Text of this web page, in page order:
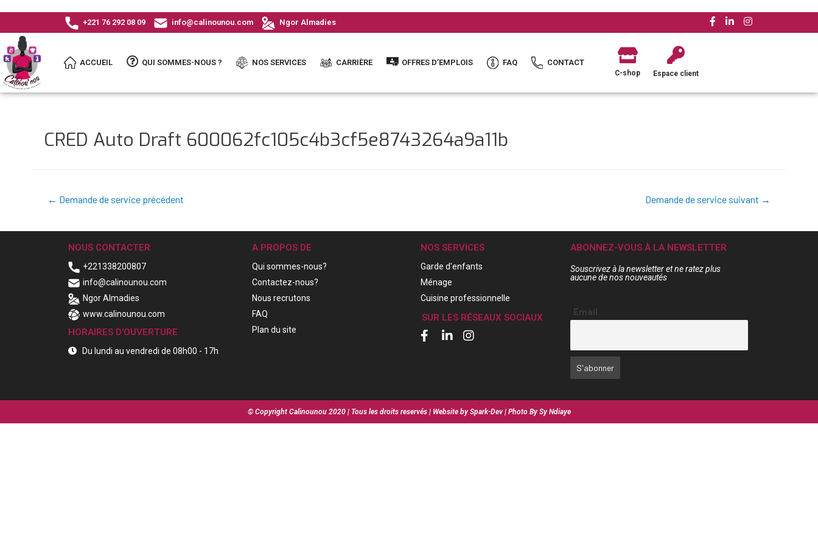
+221 76 292 08 09 info@calinounou.com Ngor Almadies
ACCUEIL QUI SOMMES-NOUS ? NOS SERVICES CARRIÈRE OFFRES D’EMPLOIS FAQ CONTACT
C-shop Espace client
CRED Auto Draft 600062fc105c4b3cf5e8743264a9a11b
← Demande de service précédent Demande de service suivant →
NOUS CONTACTER
+221338200807
info@calinounou.com
Ngor Almadies
www.calinounou.com
HORAIRES D'OUVERTURE
Du lundi au vendredi de 08h00 - 17h
A PROPOS DE
Qui sommes-nous?
Contactez-nous?
Nous recrutons
FAQ
Plan du site
NOS SERVICES
Garde d'enfants
Ménage
Cuisine professionnelle
SUR LES RÉSEAUX SOCIAUX
ABONNEZ-VOUS À LA NEWSLETTER
Souscrivez à la newsletter et ne ratez plus
aucune de nos nouveautés
Email
© Copyright Calinounou 2020 | Tous les droits reservés | Website by Spark-Dev | Photo By Sy Ndiaye